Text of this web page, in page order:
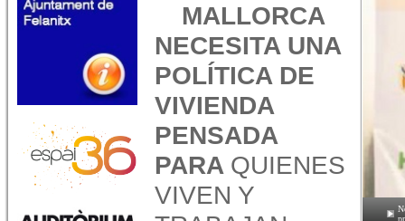
MALLORCA
NECESITA UNA
POLÍTICA DE
VIVIENDA
PENSADA
PARA QUIENES
VIVEN Y